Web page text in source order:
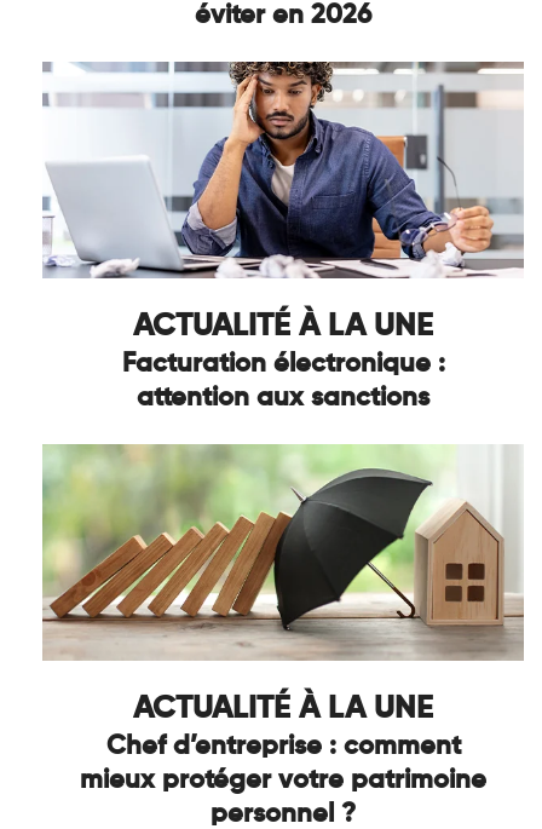
éviter en 2026
ACTUALITÉ À LA UNE
Facturation électronique :
attention aux sanctions
ACTUALITÉ À LA UNE
Chef d’entreprise : comment
mieux protéger votre patrimoine
personnel ?